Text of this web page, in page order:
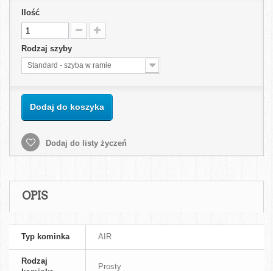
Ilość
Rodzaj szyby
Standard - szyba w ramie
Dodaj do koszyka
Dodaj do listy życzeń
OPIS
Typ kominka AIR
Rodzaj
Prosty